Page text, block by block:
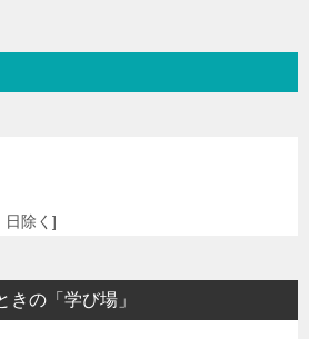
日除く]
の「学び場」